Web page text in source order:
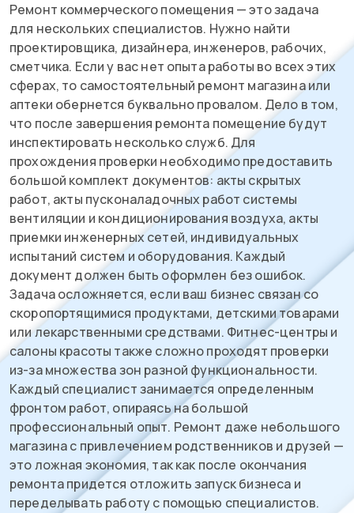
Ремонт коммерческого помещения — это задача
для нескольких специалистов. Нужно найти
проектировщика, дизайнера, инженеров, рабочих,
сметчика. Если у вас нет опыта работы во всех этих
сферах, то самостоятельный ремонт магазина или
аптеки обернется буквально провалом. Дело в том,
что после завершения ремонта помещение будут
инспектировать несколько служб. Для
прохождения проверки необходимо предоставить
большой комплект документов: акты скрытых
работ, акты пусконаладочных работ системы
вентиляции и кондиционирования воздуха, акты
приемки инженерных сетей, индивидуальных
испытаний систем и оборудования. Каждый
документ должен быть оформлен без ошибок.
Задача осложняется, если ваш бизнес связан со
скоропортящимися продуктами, детскими товарами
или лекарственными средствами. Фитнес-центры и
салоны красоты также сложно проходят проверки
из-за множества зон разной функциональности.
Каждый специалист занимается определенным
фронтом работ, опираясь на большой
профессиональный опыт. Ремонт даже небольшого
магазина с привлечением родственников и друзей —
это ложная экономия, так как после окончания
ремонта придется отложить запуск бизнеса и
переделывать работу с помощью специалистов.